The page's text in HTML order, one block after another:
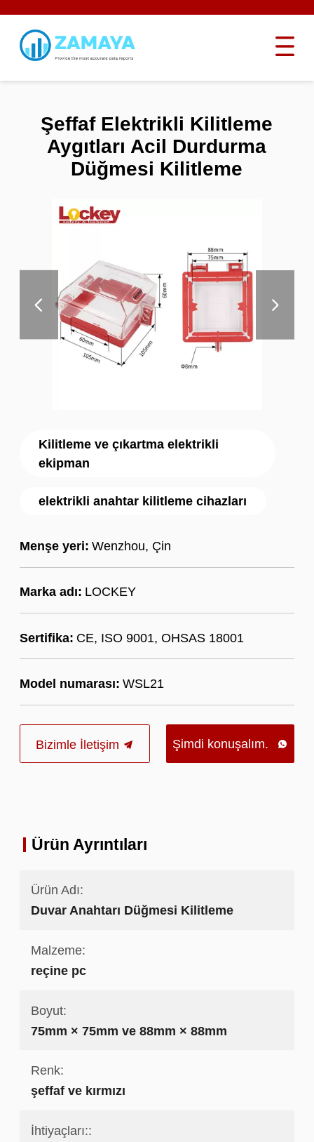
Kilitleme ve çıkartma elektrikli
ekipman
elektrikli anahtar kilitleme cihazları
Menşe yeri: Wenzhou, Çin
Marka adı: LOCKEY
Sertifika: CE, ISO 9001, OHSAS 18001
Model numarası: WSL21
Bizimle İletişim Şimdi konuşalım. 
Şeffaf Elektrikli Kilitleme
Aygıtları Acil Durdurma
Düğmesi Kilitleme
Ürün Ayrıntıları
Ürün Adı:
Duvar Anahtarı Düğmesi Kilitleme
Malzeme:
reçine pc
Boyut:
75mm × 75mm ve 88mm × 88mm
Renk:
şeffaf ve kırmızı
İhtiyaçları::